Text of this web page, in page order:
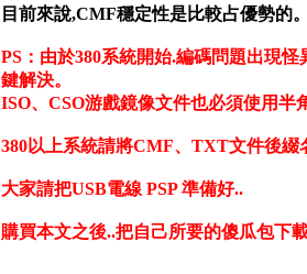
目前來說,CMF穩定性是比較占優勢的
PS：由於380系統開始.編碼問題出現
鍵解決。
ISO、CSO游戲鏡像文件也必須使用半
380以上系統請將CMF、TXT文件後綴
大家請把USB電線 PSP 準備好..
購買本文之後..把自己所要的傻瓜包下